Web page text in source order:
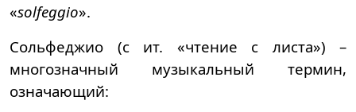
«solfeggio».
Сольфеджио (с ит. «чтение с листа») –
многозначный музыкальный термин,
означающий: